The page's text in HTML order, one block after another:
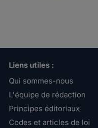
Liens utiles :
Qui sommes-nous
L'équipe de rédaction
Principes éditoriaux
Codes et articles de loi